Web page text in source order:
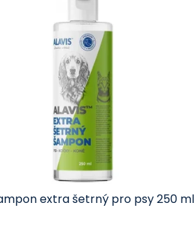
extra šetrný pro psy 250 ml